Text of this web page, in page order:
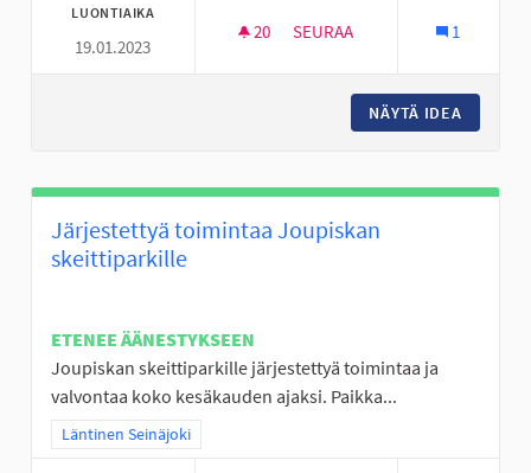
LUONTIAIKA
19.01.2023
20 20 SEURAAJAA
SEURAA 1
NÄYTÄ IDEA
Järjestettyä toimintaa Joupiskan
skeittiparkille
ETENEE ÄÄNESTYKSEEN
Joupiskan skeittiparkille järjestettyä toimintaa ja
valvontaa koko kesäkauden ajaksi. Paikka...
Rajaa tulokset teeman mukaan: Läntinen Seinäjoki
Läntinen Seinäjoki